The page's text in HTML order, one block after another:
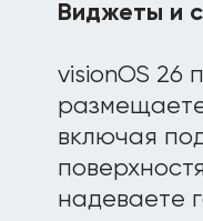
Виджеты и
visionOS 26
включая
надеваете